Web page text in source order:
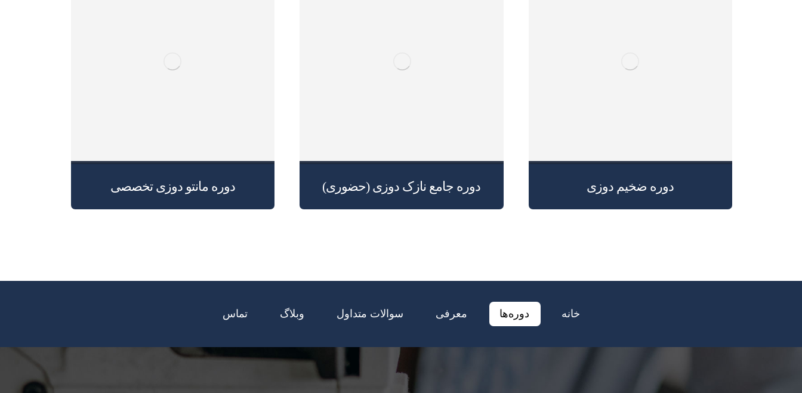
دوره ضخیم دوزی دوره جامع نازک دوزی (حضوری) دوره مانتو دوزی تخصصی
خانه دوره‌ها معرفی سوالات متداول وبلاگ تماس